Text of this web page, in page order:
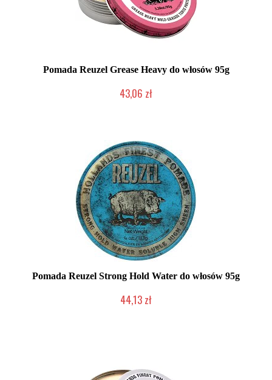
Pomada Reuzel Grease Heavy do włosów 95g
43,06 zł
Pomada Reuzel Strong Hold Water do włosów 95g
44,13 zł